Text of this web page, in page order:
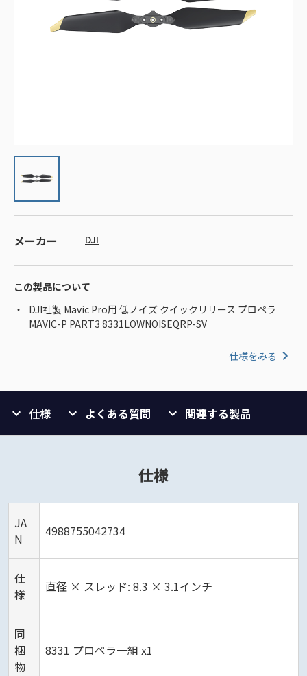
メーカー DJI
この製品について
DJI社製 Mavic Pro用 低ノイズ クイックリリース プロペラ
MAVIC-P PART3 8331LOWNOISEQRP-SV
仕様をみる
仕様 よくある質問 関連する製品
仕様
JA
N
4988755042734
仕
様
直径 × スレッド: 8.3 × 3.1インチ
同
梱
物
8331 プロペラ一組 x1